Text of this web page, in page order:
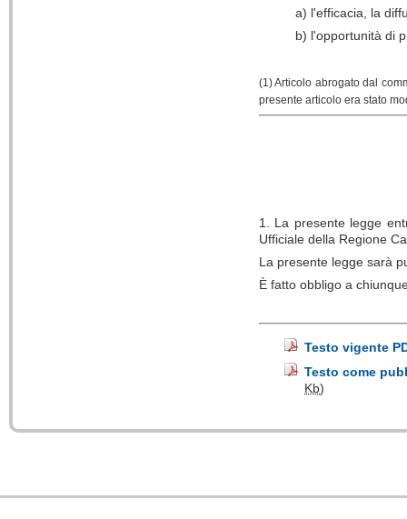
a) l'efficacia, la
b) l'opportunità di
(1) Articolo abrogato dal
presente articolo era stato
1. La presente legge
Ufficiale della Regione
La presente legge sarà
È fatto obbligo a
Testo vigente
Testo come
Kb)